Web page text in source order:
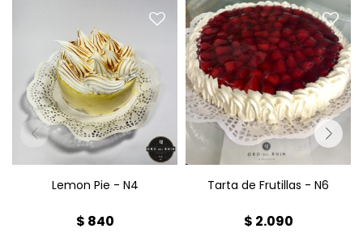
Lemon Pie N4
Diámetro: 17cm
Peso: 800g
Lemon Pie - N4
$ 840
Tarta de Frutillas N6
Diámetro: 22cm
Peso: 1,8kg
Tarta de Frutillas - N6
$ 2.090